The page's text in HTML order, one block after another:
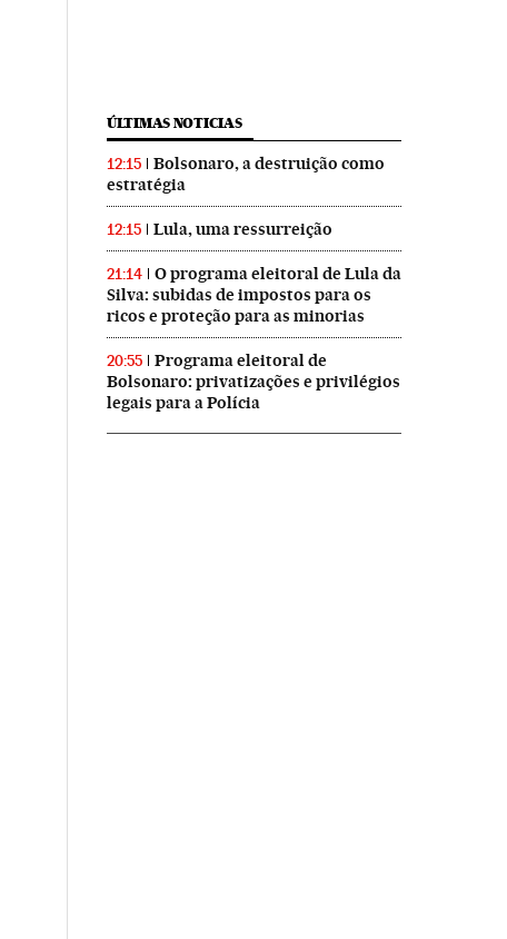
ÚLTIMAS NOTICIAS
12:15
Bolsonaro, a destruição como
estratégia
12:15 Lula, uma ressurreição
21:14
O programa eleitoral de Lula da
Silva: subidas de impostos para os
ricos e proteção para as minorias
20:55
Programa eleitoral de
Bolsonaro: privatizações e privilégios
legais para a Polícia